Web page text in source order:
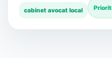
cabinet avocat local